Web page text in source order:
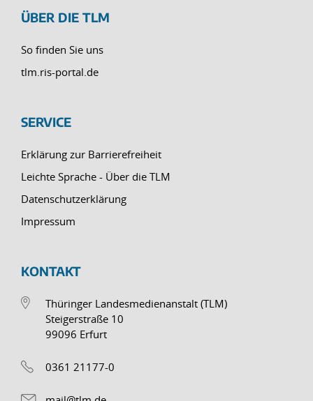
ÜBER DIE TLM
So finden Sie uns
tlm.ris-portal.de
SERVICE
Erklärung zur Barrierefreiheit
Leichte Sprache - Über die TLM
Datenschutzerklärung
Impressum
KONTAKT
Thüringer Landesmedienanstalt (TLM)
Steigerstraße 10
99096 Erfurt
0361 21177-0